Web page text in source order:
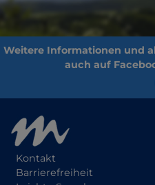
Kontakt
Barrierefreiheit